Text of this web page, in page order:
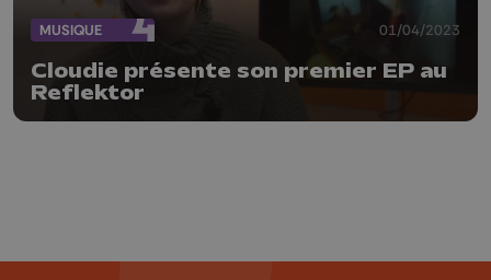
MUSIQUE 01/04/2023
Cloudie présente son premier EP au
Reflektor